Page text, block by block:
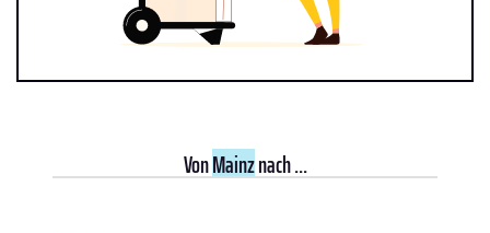
VonMainznach ...